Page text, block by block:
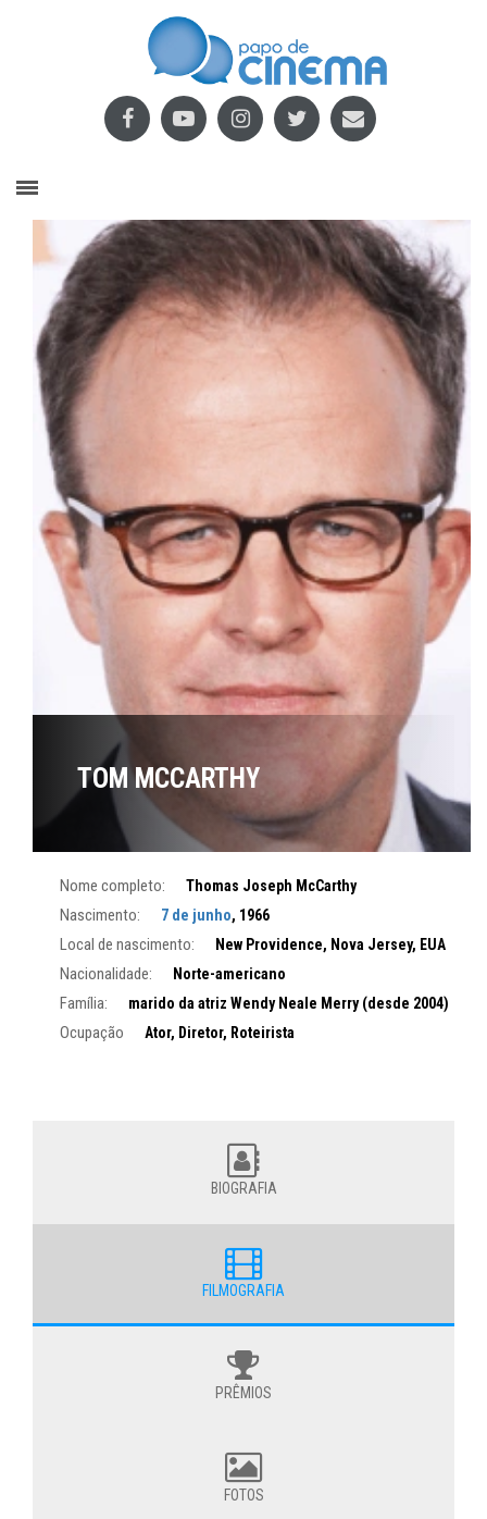
TOM MCCARTHY
Nome completo: Thomas Joseph McCarthy
Nascimento: 7 de junho, 1966
Local de nascimento: New Providence, Nova Jersey, EUA
Nacionalidade: Norte-americano
Família: marido da atriz Wendy Neale Merry (desde 2004)
Ocupação Ator, Diretor, Roteirista
BIOGRAFIA
FILMOGRAFIA
PRÊMIOS
FOTOS